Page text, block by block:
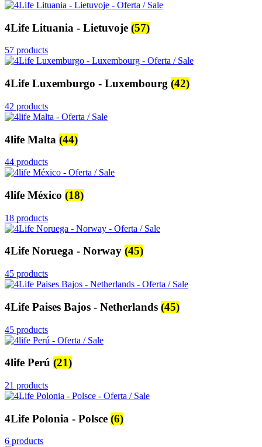
4Life Lituania - Lietuvoje (57)
57 products
4Life Luxemburgo - Luxembourg (42)
42 products
4life Malta (44)
44 products
4life México (18)
18 products
4Life Noruega - Norway (45)
45 products
4Life Paises Bajos - Netherlands (45)
45 products
4life Perú (21)
21 products
4Life Polonia - Polsce (6)
6 products